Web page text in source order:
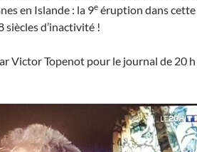
en Islande : la 9e éruption dans
siècles d’inactivité !
Victor Topenot pour le journal de 20 h